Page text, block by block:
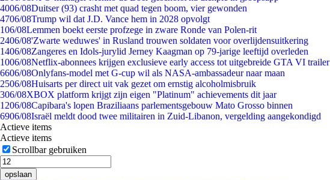
4006/08Duitser (93) crasht met quad tegen boom, vier gewonden
4706/08Trump wil dat J.D. Vance hem in 2028 opvolgt
106/08Lemmen boekt eerste profzege in zware Ronde van Polen-rit
2406/08'Zwarte weduwes' in Rusland trouwen soldaten voor overlijdensuitkering
1406/08Zangeres en Idols-jurylid Jerney Kaagman op 79-jarige leeftijd overleden
1006/08Netflix-abonnees krijgen exclusieve early access tot uitgebreide GTA VI trailer
6606/08Onlyfans-model met G-cup wil als NASA-ambassadeur naar maan
2506/08Huisarts per direct uit vak gezet om ernstig alcoholmisbruik
306/08XBOX platform krijgt zijn eigen "Platinum" achievements dit jaar
1206/08Capibara's lopen Braziliaans parlementsgebouw Mato Grosso binnen
6906/08Israël meldt dood twee militairen in Zuid-Libanon, vergelding aangekondigd
Actieve items
Actieve items
Scrollbar gebruiken
opslaan